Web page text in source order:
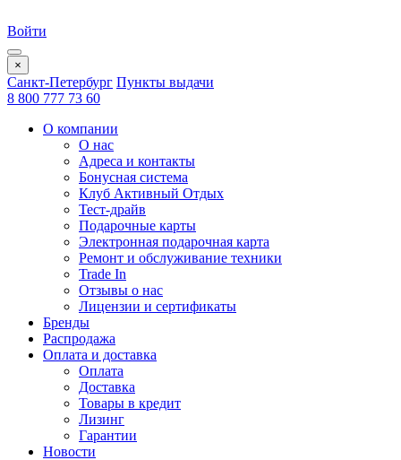
Войти
×
Санкт-Петербург Пункты выдачи
8 800 777 73 60
О компании
О нас
Адреса и контакты
Бонусная система
Клуб Активный Отдых
Тест-драйв
Подарочные карты
Электронная подарочная карта
Ремонт и обслуживание техники
Trade In
Отзывы о нас
Лицензии и сертификаты
Бренды
Распродажа
Оплата и доставка
Оплата
Доставка
Товары в кредит
Лизинг
Гарантии
Новости